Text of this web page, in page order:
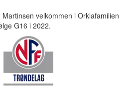
velkommen i Orklafamilien
G16 i 2022.